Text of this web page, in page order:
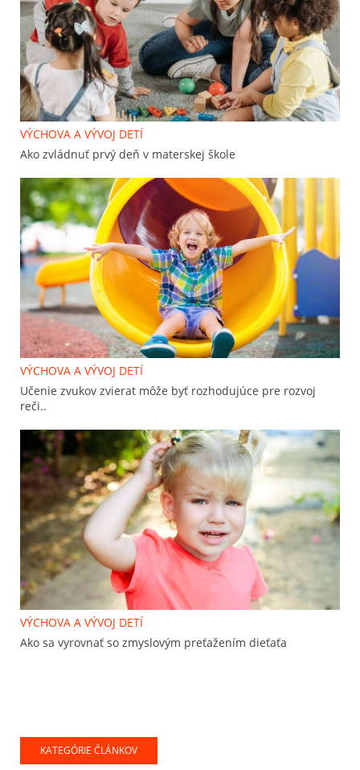
VÝCHOVA A VÝVOJ DETÍ
Ako zvládnuť prvý deň v materskej škole
VÝCHOVA A VÝVOJ DETÍ
Učenie zvukov zvierat môže byť rozhodujúce pre rozvoj
reči..
VÝCHOVA A VÝVOJ DETÍ
Ako sa vyrovnať so zmyslovým preťažením dieťaťa
KATEGÓRIE ČLÁNKOV